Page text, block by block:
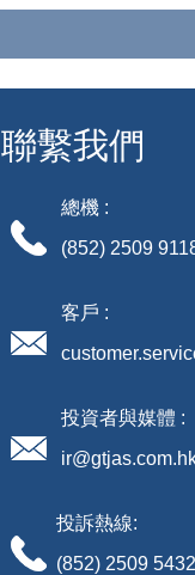
聯繫我們
總機 :
(852) 2509
客戶 :
投資者與媒體 :
投訴熱線:
(852) 2509 5432